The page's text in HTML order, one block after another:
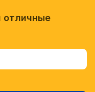
отличные